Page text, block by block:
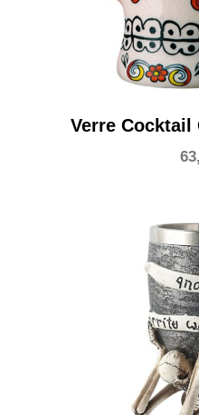
Verre Cocktail